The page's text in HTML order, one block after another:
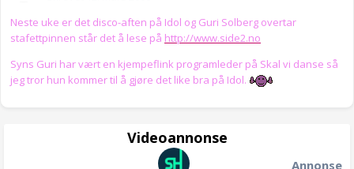
Neste uke er det disco-aften på Idol og Guri Solberg overtar
stafettpinnen står det å lese på http://www.side2.no
Syns Guri har vært en kjempeflink programleder på Skal vi danse så
jeg tror hun kommer til å gjøre det like bra på Idol.
Videoannonse
Annonse